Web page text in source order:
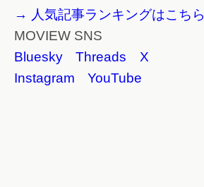
→ 人気記事ランキングはこちら
MOVIEW SNS
Bluesky
Threads
X
Instagram
YouTube